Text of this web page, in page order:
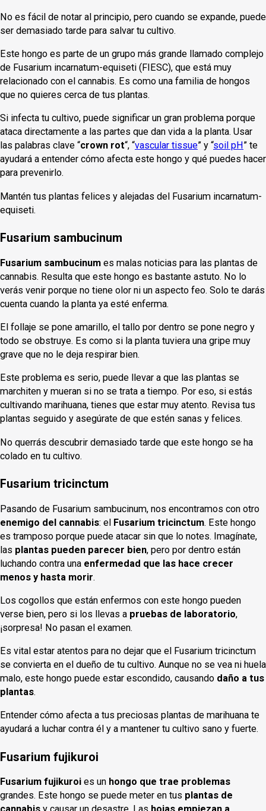
No es fácil de notar al principio, pero cuando se expande, puede
ser demasiado tarde para salvar tu cultivo.
Este hongo es parte de un grupo más grande llamado complejo
de Fusarium incarnatum-equiseti (FIESC), que está muy
relacionado con el cannabis. Es como una familia de hongos
que no quieres cerca de tus plantas.
Si infecta tu cultivo, puede significar un gran problema porque
ataca directamente a las partes que dan vida a la planta. Usar
las palabras clave “crown rot“, “vascular tissue” y “soil pH ” te
ayudará a entender cómo afecta este hongo y qué puedes hacer
para prevenirlo.
Mantén tus plantas felices y alejadas del Fusarium incarnatum-
equiseti.
Fusarium sambucinum
Fusarium sambucinum es malas noticias para las plantas de
cannabis. Resulta que este hongo es bastante astuto. No lo
verás venir porque no tiene olor ni un aspecto feo. Solo te darás
cuenta cuando la planta ya esté enferma.
El follaje se pone amarillo, el tallo por dentro se pone negro y
todo se obstruye. Es como si la planta tuviera una gripe muy
grave que no le deja respirar bien.
Este problema es serio, puede llevar a que las plantas se
marchiten y mueran si no se trata a tiempo. Por eso, si estás
cultivando marihuana, tienes que estar muy atento. Revisa tus
plantas seguido y asegúrate de que estén sanas y felices.
No querrás descubrir demasiado tarde que este hongo se ha
colado en tu cultivo.
Fusarium tricinctum
Pasando de Fusarium sambucinum, nos encontramos con otro
enemigo del cannabis: el Fusarium tricinctum. Este hongo
es tramposo porque puede atacar sin que lo notes. Imagínate,
las plantas pueden parecer bien, pero por dentro están
luchando contra una enfermedad que las hace crecer
menos y hasta morir.
Los cogollos que están enfermos con este hongo pueden
verse bien, pero si los llevas a pruebas de laboratorio,
¡sorpresa! No pasan el examen.
Es vital estar atentos para no dejar que el Fusarium tricinctum
se convierta en el dueño de tu cultivo. Aunque no se vea ni huela
malo, este hongo puede estar escondido, causando daño a tus
plantas.
Entender cómo afecta a tus preciosas plantas de marihuana te
ayudará a luchar contra él y a mantener tu cultivo sano y fuerte.
Fusarium fujikuroi
Fusarium fujikuroi es un hongo que trae problemas
grandes. Este hongo se puede meter en tus plantas de